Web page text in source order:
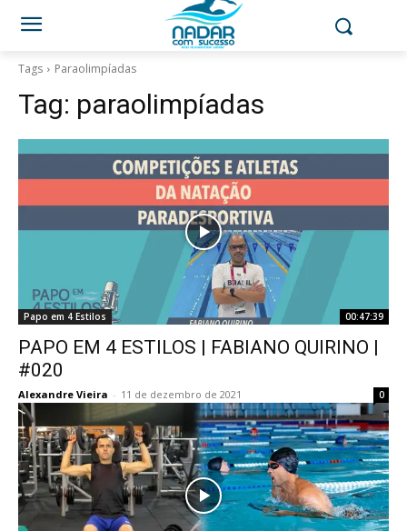
Tags Paraolimpíadas
Tag: paraolimpíadas
Papo em 4 Estilos 00:47:39
PAPO EM 4 ESTILOS | FABIANO QUIRINO |
#020
Alexandre Vieira - 11 de dezembro de 2021 0